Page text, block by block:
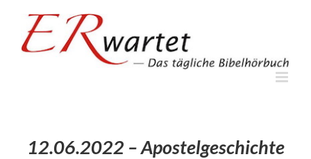
springen
12.06.2022 – Apostelgeschichte